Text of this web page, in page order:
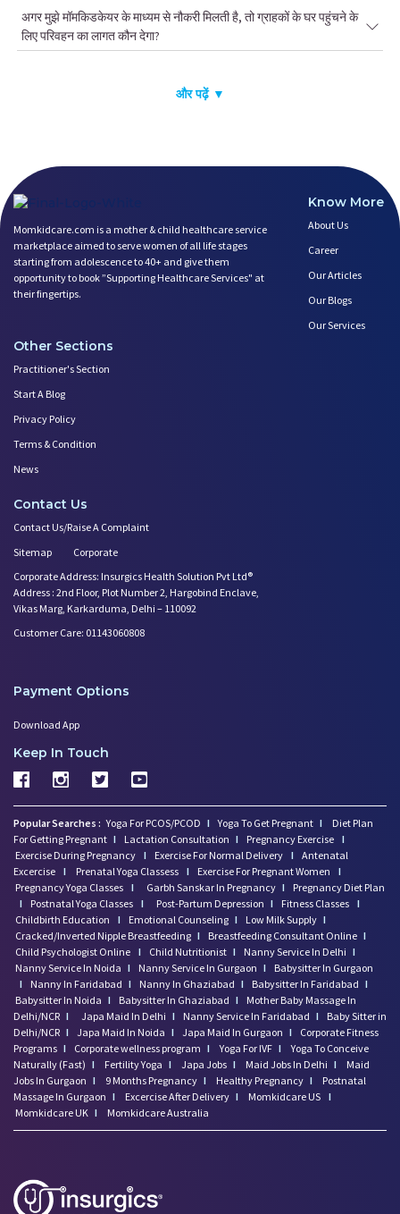
अगर मुझे मॉमकिडकेयर के माध्यम से नौकरी मिलती है, तो ग्राहकों के घर पहुंचने के
लिए परिवहन का लागत कौन देगा?
और पढ़ें ▼
Momkidcare.com is a mother & child healthcare service
marketplace aimed to serve women of all life stages
starting from adolescence to 40+ and give them
opportunity to book ”Supporting Healthcare Services" at
their fingertips.
Know More
About Us
Career
Our Articles
Our Blogs
Our Services
Other Sections
Practitioner's Section
Start A Blog
Privacy Policy
Terms & Condition
News
Contact Us
Contact Us/Raise A Complaint
Sitemap
Corporate
Corporate Address: Insurgics Health Solution Pvt Ltd®
Address : 2nd Floor, Plot Number 2, Hargobind Enclave,
Vikas Marg, Karkarduma, Delhi – 110092
Customer Care: 01143060808
Payment Options
Download App
Keep In Touch
Popular Searches : Yoga For PCOS/PCOD I Yoga To Get Pregnant I
Diet Plan
For Getting Pregnant I Lactation Consultation I Pregnancy Exercise I
Exercise During Pregnancy I Exercise For Normal Delivery I Antenatal
Excercise I Prenatal Yoga Classess I Exercise For Pregnant Women
I
Pregnancy Yoga Classes I Garbh Sanskar In Pregnancy I
Pregnancy Diet Plan
I
Postnatal Yoga Classes I Post-Partum Depression I Fitness Classes I
Childbirth Education
I Emotional Counseling I Low Milk Supply I
Cracked/Inverted Nipple Breastfeeding I Breastfeeding Consultant Online I
Child Psychologist Online I Child Nutritionist I Nanny Service In Delhi I
Nanny Service In Noida I Nanny Service In Gurgaon I
Babysitter In Gurgaon
I
Nanny In Faridabad I Nanny In Ghaziabad I Babysitter In Faridabad I
Babysitter In Noida I Babysitter In Ghaziabad I
Mother Baby Massage In
Delhi/NCR I Japa Maid In Delhi I Nanny Service In Faridabad I
Baby Sitter in
Delhi/NCR I Japa Maid In Noida I Japa Maid In Gurgaon I
Corporate Fitness
Programs I Corporate wellness program I Yoga For IVF I
Yoga To Conceive
Naturally (Fast) I Fertility Yoga I Japa Jobs I Maid Jobs In Delhi I
Maid
Jobs In Gurgaon I 9 Months Pregnancy I Healthy Pregnancy I
Postnatal
Massage In Gurgaon I Excercise After Delivery I Momkidcare US I
Momkidcare UK I
Momkidcare Australia